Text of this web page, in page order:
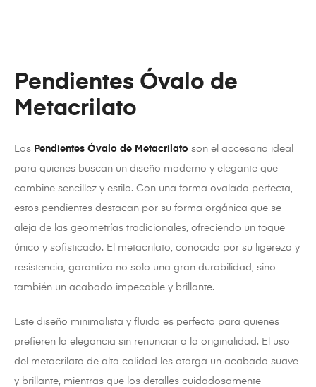
Pendientes Óvalo de
Metacrilato
Los Pendientes Óvalo de Metacrilato son el accesorio ideal
para quienes buscan un diseño moderno y elegante que
combine sencillez y estilo. Con una forma ovalada perfecta,
estos pendientes destacan por su forma orgánica que se
aleja de las geometrías tradicionales, ofreciendo un toque
único y sofisticado. El metacrilato, conocido por su ligereza y
resistencia, garantiza no solo una gran durabilidad, sino
también un acabado impecable y brillante.
Este diseño minimalista y fluido es perfecto para quienes
prefieren la elegancia sin renunciar a la originalidad. El uso
del metacrilato de alta calidad les otorga un acabado suave
y brillante, mientras que los detalles cuidadosamente